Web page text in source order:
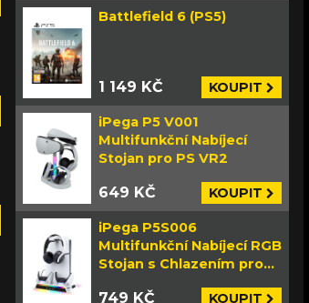
Battlefield 6 (PS5)
1 149 KČ KOUPIT
iPega P5 V001
Multifunkční Nabíjecí
Stojan pro PS VR2
649 KČ KOUPIT
iPega P5S006
Multifunkční Nabíjecí RGB
Stojan s Chlazením pro
749 KČ KOUPIT